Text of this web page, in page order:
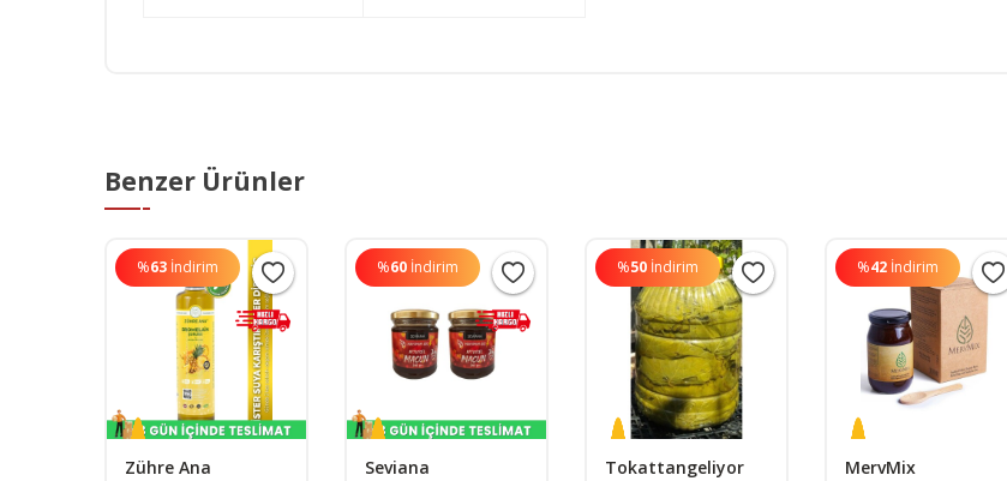
Benzer Ürünler
%63 İndirim
Zühre Ana
%60 İndirim
Seviana
%50 İndirim
Tokattangeliyor
%42 İndirim
MervMix